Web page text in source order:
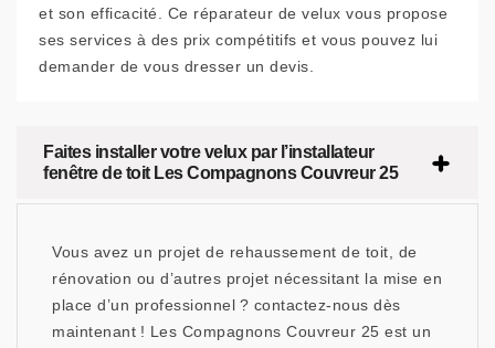
et son efficacité. Ce réparateur de velux vous propose
ses services à des prix compétitifs et vous pouvez lui
demander de vous dresser un devis.
Faites installer votre velux par l’installateur
fenêtre de toit Les Compagnons Couvreur 25
Vous avez un projet de rehaussement de toit, de
rénovation ou d’autres projet nécessitant la mise en
place d’un professionnel ? contactez-nous dès
maintenant ! Les Compagnons Couvreur 25 est un